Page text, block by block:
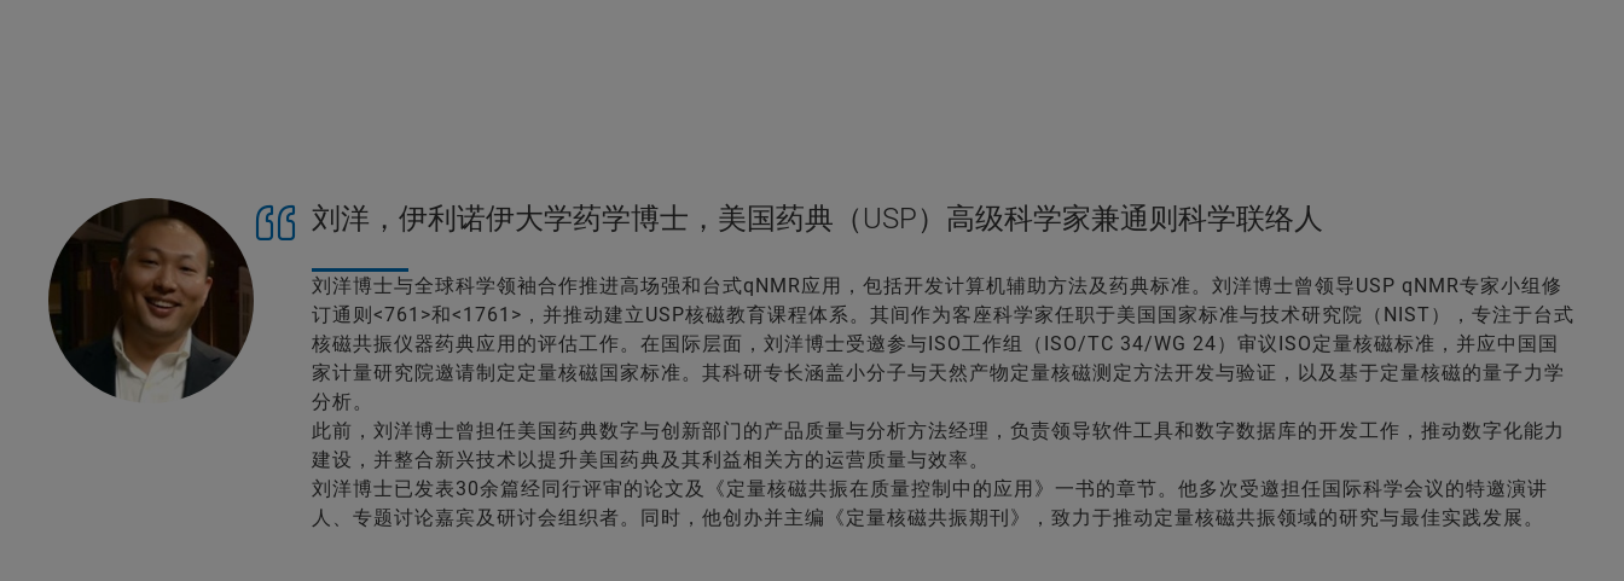
刘洋，伊利诺伊大学药学博士，美国药典（USP）高级科学家兼通则科学联络人
刘洋博士与全球科学领袖合作推进高场强和台式qNMR应用，包括开发计算机辅助方法及药典标准。刘洋博士曾领导USP qNMR专家小组修
订通则<761>和<1761>，并推动建立USP核磁教育课程体系。其间作为客座科学家任职于美国国家标准与技术研究院（NIST），专注于台式
核磁共振仪器药典应用的评估工作。在国际层面，刘洋博士受邀参与ISO工作组（ISO/TC 34/WG 24）审议ISO定量核磁标准，并应中国国
家计量研究院邀请制定定量核磁国家标准。其科研专长涵盖小分子与天然产物定量核磁测定方法开发与验证，以及基于定量核磁的量子力学
分析。
此前，刘洋博士曾担任美国药典数字与创新部门的产品质量与分析方法经理，负责领导软件工具和数字数据库的开发工作，推动数字化能力
建设，并整合新兴技术以提升美国药典及其利益相关方的运营质量与效率。
刘洋博士已发表30余篇经同行评审的论文及《定量核磁共振在质量控制中的应用》一书的章节。他多次受邀担任国际科学会议的特邀演讲
人、专题讨论嘉宾及研讨会组织者。同时，他创办并主编《定量核磁共振期刊》，致力于推动定量核磁共振领域的研究与最佳实践发展。